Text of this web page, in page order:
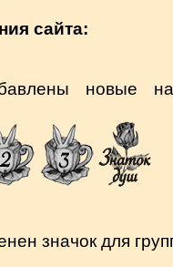
сайта:
новые
значок для